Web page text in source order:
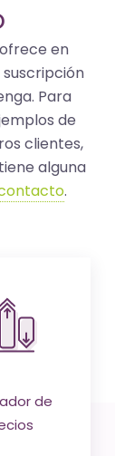
en
Para
de
clientes,
alguna
.
de